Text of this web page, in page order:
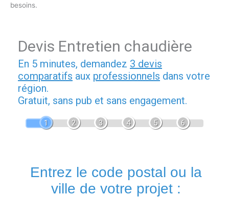
besoins.
Devis Entretien chaudière
En 5 minutes, demandez 3 devis
comparatifs aux professionnels dans votre
région.
Gratuit, sans pub et sans engagement.
1 2 3 4 5 6
Entrez le code postal ou la
ville de votre projet :